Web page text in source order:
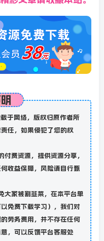
于网络，版权归原作者所
任，如果侵犯了您的权
付费资源，提供资源分享，
收益保障，风险请自行甄
大家被割韭菜，在本平台单
免费下载学习），我们对
劳务费用，并不存在任何
，可以反馈平台客服处